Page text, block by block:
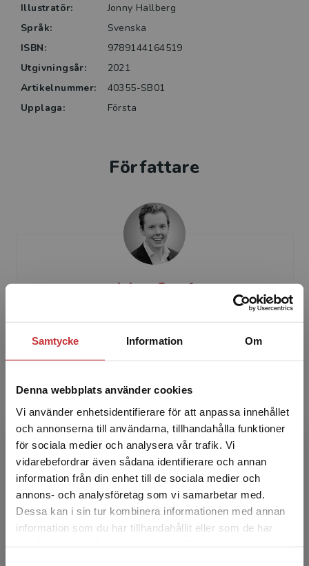
Samtycke Information Om
Denna webbplats använder cookies
Vi använder enhetsidentifierare för att anpassa innehållet
och annonserna till användarna, tillhandahålla funktioner
för sociala medier och analysera vår trafik. Vi
vidarebefordrar även sådana identifierare och annan
information från din enhet till de sociala medier och
annons- och analysföretag som vi samarbetar med.
Dessa kan i sin tur kombinera informationen med annan
information som du har tillhandahållit eller som de har
Begränsad fraktregion
Det verkar som att du besöker
studentlitteratur.se via en enhet utanför Sverige.
Illustratör:
Jonny Hallberg
Språk:
Svenska
ISBN:
9789144164519
Utgivningsår:
2021
Artikelnummer:
40355-SB01
Upplaga:
Första
Författare
Johan Graaf
Johan Graaf är forskare och lärare vid
Handelshögskolan i Stockholm. Hans expertis
Anton Borell
Anton Borell är forskare och lärare vid
Stockholms universitet. Hans expertis är inom